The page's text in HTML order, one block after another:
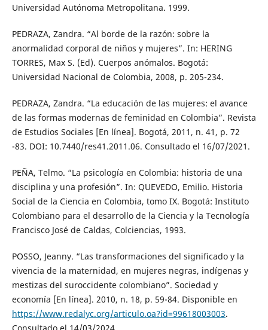
Universidad Autónoma Metropolitana. 1999.
PEDRAZA, Zandra. “Al borde de la razón: sobre la
anormalidad corporal de niños y mujeres”. In: HERING
TORRES, Max S. (Ed). Cuerpos anómalos. Bogotá:
Universidad Nacional de Colombia, 2008, p. 205-234.
PEDRAZA, Zandra. “La educación de las mujeres: el avance
de las formas modernas de feminidad en Colombia”. Revista
de Estudios Sociales [En línea]. Bogotá, 2011, n. 41, p. 72
-83. DOI: 10.7440/res41.2011.06. Consultado el 16/07/2021.
PEÑA, Telmo. “La psicología en Colombia: historia de una
disciplina y una profesión”. In: QUEVEDO, Emilio. Historia
Social de la Ciencia en Colombia, tomo IX. Bogotá: Instituto
Colombiano para el desarrollo de la Ciencia y la Tecnología
Francisco José de Caldas, Colciencias, 1993.
POSSO, Jeanny. “Las transformaciones del significado y la
vivencia de la maternidad, en mujeres negras, indígenas y
mestizas del suroccidente colombiano”. Sociedad y
economía [En línea]. 2010, n. 18, p. 59-84. Disponible en
https://www.redalyc.org/articulo.oa?id=99618003003.